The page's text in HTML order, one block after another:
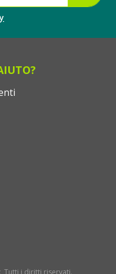
Tutti i diritti riservati.